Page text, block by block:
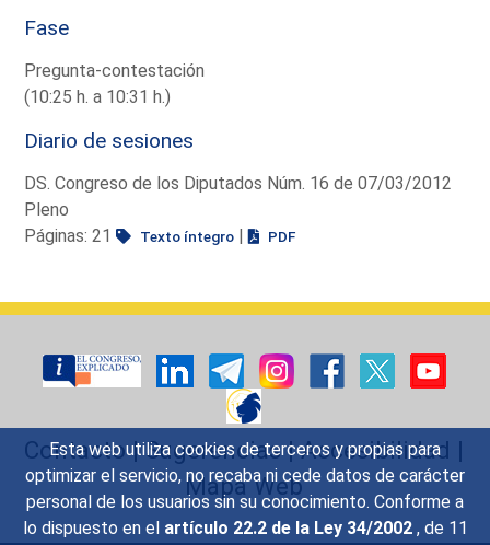
Esta web utiliza cookies de terceros y propias para
optimizar el servicio, no recaba ni cede datos de carácter
personal de los usuarios sin su conocimiento. Conforme a
lo dispuesto en el artículo 22.2 de la Ley 34/2002 , de 11
Fase
Pregunta-contestación
(10:25 h. a 10:31 h.)
Diario de sesiones
DS. Congreso de los Diputados Núm. 16 de 07/03/2012
Pleno
Páginas: 21
Texto íntegro | PDF
Contacto|Sugerencias|Accesibilidad |
Mapa Web